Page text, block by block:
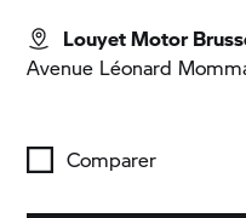
Louyet Motor
Avenue Léonard
Comparer